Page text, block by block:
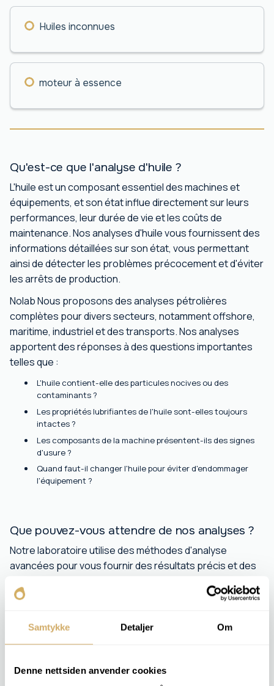
Samtykke Detaljer Om
Denne nettsiden anvender cookies
Huiles inconnues
moteur à essence
Qu'est-ce que l'analyse d'huile ?
L'huile est un composant essentiel des machines et
équipements, et son état influe directement sur leurs
performances, leur durée de vie et les coûts de
maintenance. Nos analyses d'huile vous fournissent des
informations détaillées sur son état, vous permettant
ainsi de détecter les problèmes précocement et d'éviter
les arrêts de production.
Nolab Nous proposons des analyses pétrolières
complètes pour divers secteurs, notamment offshore,
maritime, industriel et des transports. Nos analyses
apportent des réponses à des questions importantes
telles que :
L'huile contient-elle des particules nocives ou des
contaminants ?
Les propriétés lubrifiantes de l'huile sont-elles toujours
intactes ?
Les composants de la machine présentent-ils des signes
d'usure ?
Quand faut-il changer l'huile pour éviter d'endommager
l'équipement ?
Que pouvez-vous attendre de nos analyses ?
Notre laboratoire utilise des méthodes d'analyse
avancées pour vous fournir des résultats précis et des
teneur en eau et en carburant
Avec des analyses d'huile régulières de Nolab Vous